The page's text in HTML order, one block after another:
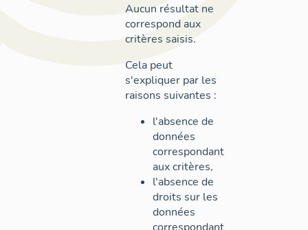
Aucun résultat ne
correspond aux
critères saisis.
Cela peut
s'expliquer par les
raisons suivantes :
l'absence de
données
correspondant
aux critères,
l'absence de
droits sur les
données